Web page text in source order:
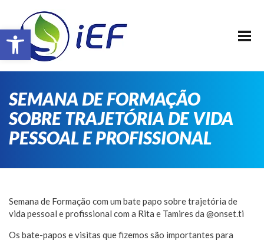
Barra de Ferramentas Aberta
SOBRE O IEF
ALUNOS
REALIZAÇÕES
PATROCINADORES
FAÇA PARTE !
E-BOOK IEF
SEMANA DE FORMAÇÃO
SOBRE TRAJETÓRIA DE VIDA
PESSOAL E PROFISSIONAL
Semana de Formação com um bate papo sobre trajetória de
vida pessoal e profissional com a Rita e Tamires da @onset.ti
Os bate-papos e visitas que fizemos são importantes para